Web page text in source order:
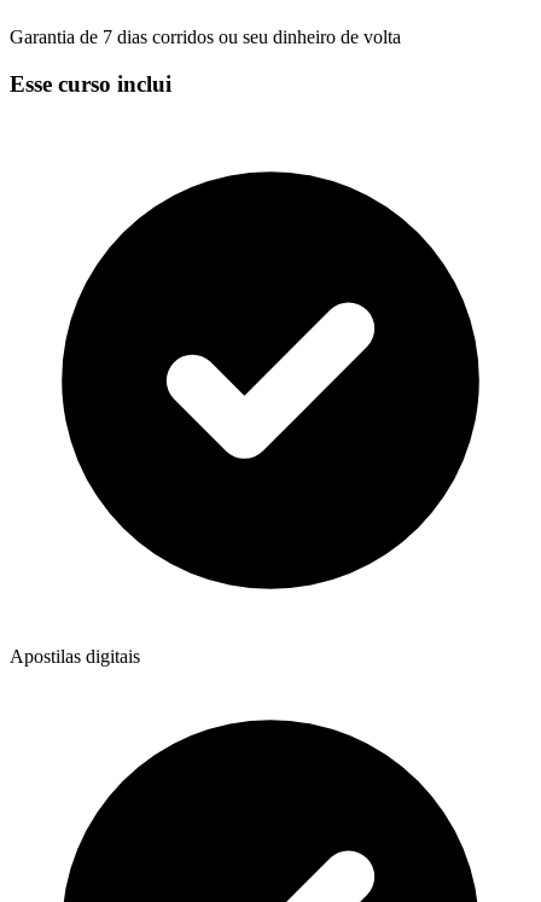
Garantia de 7 dias corridos ou seu dinheiro de volta
Esse curso inclui
Apostilas digitais